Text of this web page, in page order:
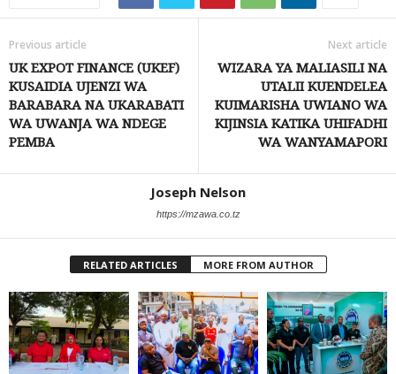
Previous article
UK EXPOT FINANCE (UKEF)
KUSAIDIA UJENZI WA
BARABARA NA UKARABATI
WA UWANJA WA NDEGE
PEMBA
Next article
WIZARA YA MALIASILI NA
UTALII KUENDELEA
KUIMARISHA UWIANO WA
KIJINSIA KATIKA UHIFADHI
WA WANYAMAPORI
Joseph Nelson
https://mzawa.co.tz
RELATED ARTICLES MORE FROM AUTHOR